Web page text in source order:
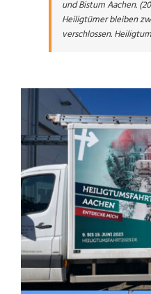
und Bistum Aachen.
Heiligtümer bleiben
verschlossen.